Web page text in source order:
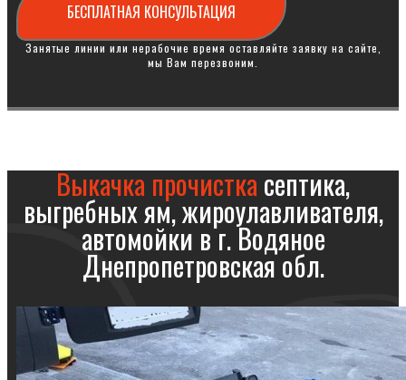
БЕСПЛАТНАЯ КОНСУЛЬТАЦИЯ
Занятые линии или нерабочие время оставляйте заявку на сайте,
мы Вам перезвоним.
Выкачка прочисткасептика,
выгребных ям, жироулавливателя,
автомойки в г. Водяное
Днепропетровская обл.